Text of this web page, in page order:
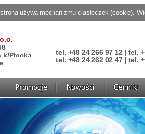
używa mechanizmu ciasteczek (cookie).
k/Płocka
tel. +48 24 266 97 12 | tel.
tel. +48 24 262 02 47 | tel.